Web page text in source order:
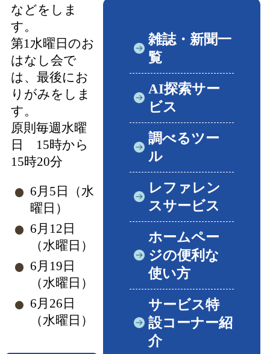
などをしま
す。
第1水曜日のお
はなし会で
は、最後にお
りがみをしま
す。
原則毎週水曜
日 15時から
15時20分
6月5日（水
曜日）
6月12日
（水曜日）
6月19日
（水曜日）
6月26日
（水曜日）
雑誌・新聞一
覧
AI探索サー
ビス
調べるツー
ル
レファレン
スサービス
ホームペー
ジの便利な
使い方
サービス特
設コーナー紹
介